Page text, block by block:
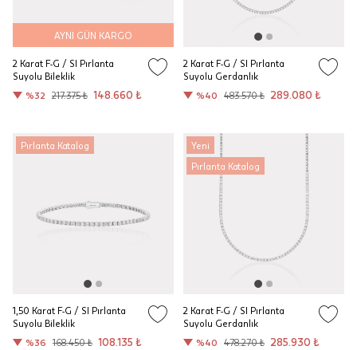
AYNI GÜN KARGO
2 Karat F-G / SI Pırlanta
Suyolu Bileklik
%32
217.375 ₺ 148.660 ₺
2 Karat F-G / SI Pırlanta
Suyolu Gerdanlık
%40
483.570 ₺ 289.080 ₺
Pırlanta Katalog
1,50 Karat F-G / SI Pırlanta
Suyolu Bileklik
%36
168.450 ₺ 108.135 ₺
Yeni
Pırlanta Katalog
2 Karat F-G / SI Pırlanta
Suyolu Gerdanlık
%40
478.270 ₺ 285.930 ₺